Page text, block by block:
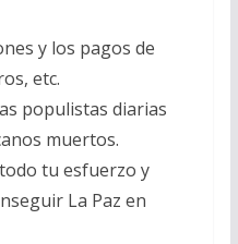
y los pagos de
etc.
populistas diarias
muertos.
tu esfuerzo y
La Paz en